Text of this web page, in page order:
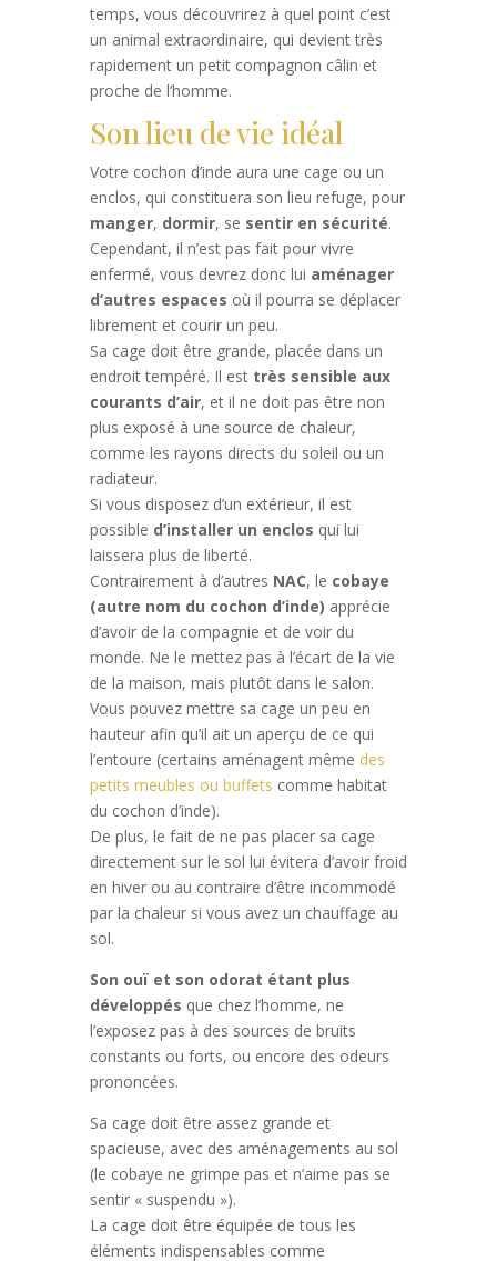
temps, vous découvrirez à quel point c’est
un animal extraordinaire, qui devient très
rapidement un petit compagnon câlin et
proche de l’homme.
Son lieu de vie idéal
Votre cochon d’inde aura une cage ou un
enclos, qui constituera son lieu refuge, pour
manger, dormir, se sentir en sécurité.
Cependant, il n’est pas fait pour vivre
enfermé, vous devrez donc lui aménager
d’autres espaces où il pourra se déplacer
librement et courir un peu.
Sa cage doit être grande, placée dans un
endroit tempéré. Il est très sensible aux
courants d’air, et il ne doit pas être non
plus exposé à une source de chaleur,
comme les rayons directs du soleil ou un
radiateur.
Si vous disposez d’un extérieur, il est
possible d’installer un enclos qui lui
laissera plus de liberté.
Contrairement à d’autres NAC, le cobaye
(autre nom du cochon d’inde) apprécie
d’avoir de la compagnie et de voir du
monde. Ne le mettez pas à l’écart de la vie
de la maison, mais plutôt dans le salon.
Vous pouvez mettre sa cage un peu en
hauteur afin qu’il ait un aperçu de ce qui
l’entoure (certains aménagent même des
petits meubles ou buffets comme habitat
du cochon d’inde).
De plus, le fait de ne pas placer sa cage
directement sur le sol lui évitera d’avoir froid
en hiver ou au contraire d’être incommodé
par la chaleur si vous avez un chauffage au
sol.
Son ouï et son odorat étant plus
développés que chez l’homme, ne
l’exposez pas à des sources de bruits
constants ou forts, ou encore des odeurs
prononcées.
Sa cage doit être assez grande et
spacieuse, avec des aménagements au sol
(le cobaye ne grimpe pas et n’aime pas se
sentir « suspendu »).
La cage doit être équipée de tous les
éléments indispensables comme